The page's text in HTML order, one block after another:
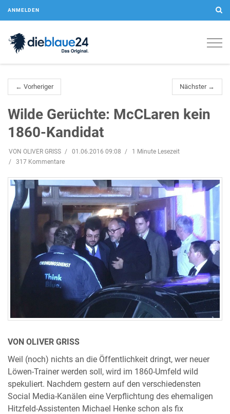
ANMELDEN
← Vorheriger Nächster →
Wilde Gerüchte: McCLaren kein
1860-Kandidat
VON OLIVER GRISS 01.06.2016 09:08
1 Minute Lesezeit
317 Kommentare
VON OLIVER GRISS
Weil (noch) nichts an die Öffentlichkeit dringt, wer neuer
Löwen-Trainer werden soll, wird im 1860-Umfeld wild
spekuliert. Nachdem gestern auf den verschiedensten
Social Media-Kanälen eine Verpflichtung des ehemaligen
Hitzfeld-Assistenten Michael Henke schon als fix